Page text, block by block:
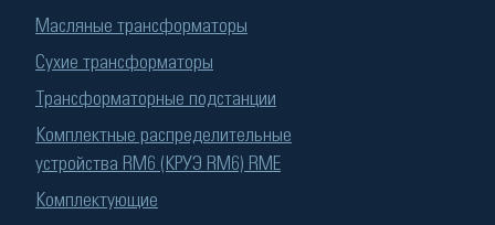
Масляные трансформаторы
Сухие трансформаторы
Трансформаторные подстанции
Комплектные распределительные
устройства RM6 (КРУЭ RM6) RME
Комплектующие